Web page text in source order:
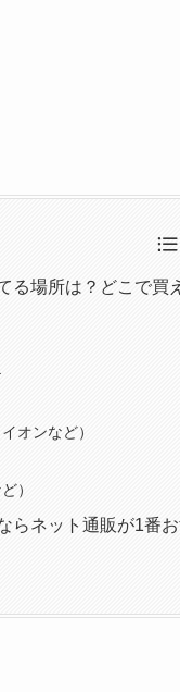
る場所は？どこで買
オンなど）
）
らネット通販が1番